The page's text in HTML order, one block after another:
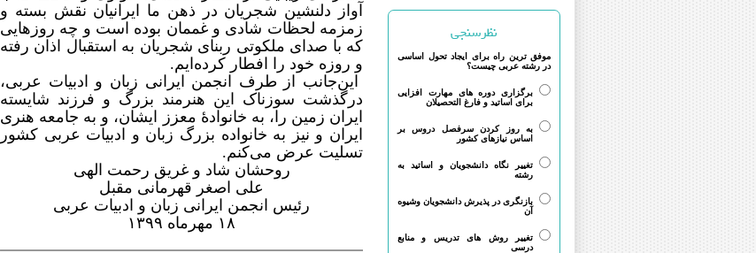
نظرسنجی
موفق ترین راه برای ایجاد تحول اساسی
در رشته عربی چیست؟
برگزاری دوره های مهارت افزایی
برای اساتید و فارغ التحصیلان
به روز کردن سرفصل دروس بر
اساس نیازهای کشور
تغییر نگاه دانشجویان و اساتید به
رشته
بازنگری در پذیرش دانشجویان وشیوه
آن
تغییر روش های تدریس و منابع
درسی
آواز دلنشین شجریان در ذهن ما ایرانیان نقش بسته و
زمزمه لحظات شادی و غممان بوده است و چه روز‌هایی
که با صدای ملکوتی ربنای شجریان به استقبال اذان رفته
و روزه خود را افطار کرده‌ایم.
این‌جانب از طرف انجمن ایرانی زبان و ادبیات عربی،
درگذشت سوزناک این هنرمند بزرگ و فرزند شایسته
ایران زمین را، به خانوادۀ معزز ایشان، و به جامعه هنری
ایران و نیز به خانواده بزرگ زبان و ادبیات عربی کشور
تسلیت عرض می‌کنم.
روحشان شاد و غریق رحمت الهی
علی اصغر قهرمانی مقبل
رئیس انجمن ایرانی زبان و ادبیات عربی
۱۸ مهرماه ۱۳۹۹